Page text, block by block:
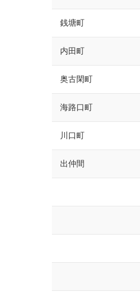
銭塘町
内田町
奥古閑町
海路口町
川口町
出仲間